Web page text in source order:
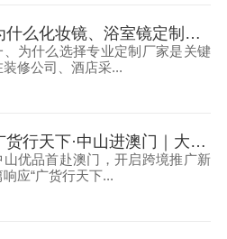
为什么化妆镜、浴室镜定制首选中山市大牌镜业有限公司
、为什么选择专业定制厂家是关键
装修公司、酒店采...
广货行天下·中山进澳门｜大牌镜业携AI镜惊艳亮相，圈粉无数！
山优品首赴澳门，开启跨境推广新
响应“广货行天下...